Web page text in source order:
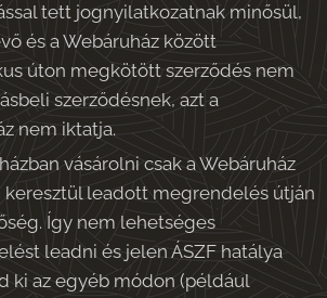
tett jognyilatkozatnak minősül,
és a Webáruház között
úton megkötött szerződés nem
szerződésnek, azt a
nem iktatja.
vásárolni csak a Webáruház
keresztül leadott megrendelés útján
Így nem lehetséges
leadni és jelen ÁSZF hatálya
ki az egyéb módon (például